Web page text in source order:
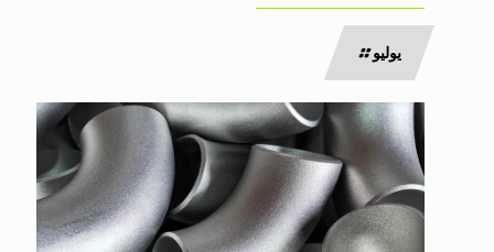
يوليو